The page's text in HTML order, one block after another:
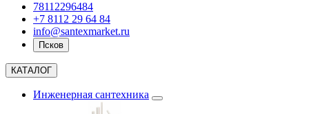
78112296484
+7 8112 29 64 84
info@santexmarket.ru
Псков
КАТАЛОГ
Инженерная сантехника